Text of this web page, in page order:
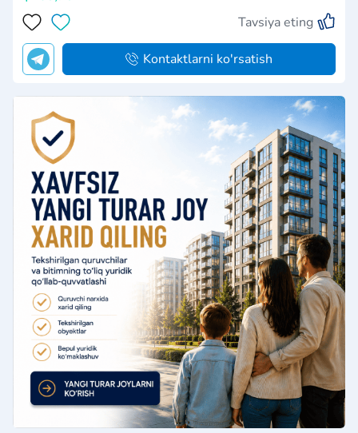
Tavsiya eting
Kontaktlarni ko'rsatish